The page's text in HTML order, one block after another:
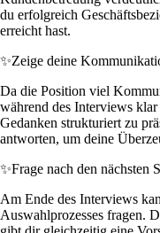
du erfolgreich
erreicht hast.
✨Zeige deine
Da die Position viel
während des Interviews
Gedanken strukturiert zu
antworten, um deine
✨Frage nach den nächsten
Am Ende des Interviews
Auswahlprozesses fragen.